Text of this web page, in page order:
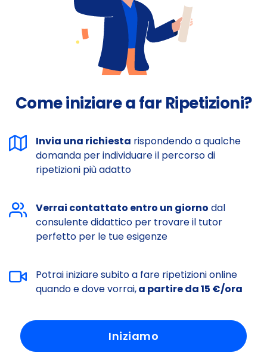
Come iniziare a far Ripetizioni?
Invia una richiesta rispondendo a qualche
domanda per individuare il percorso di
ripetizioni più adatto
Verrai contattato entro un giorno dal
consulente didattico per trovare il tutor
perfetto per le tue esigenze
Potrai iniziare subito a fare ripetizioni online
quando e dove vorrai,a partire da 15 €/ora
Iniziamo